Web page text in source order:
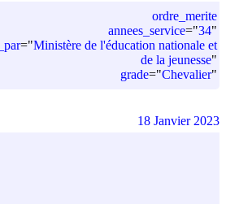
ordre_merite
annees_service="34"
="Ministère de l'éducation nationale et
de la jeunesse"
grade="Chevalier"
18 Janvier 2023